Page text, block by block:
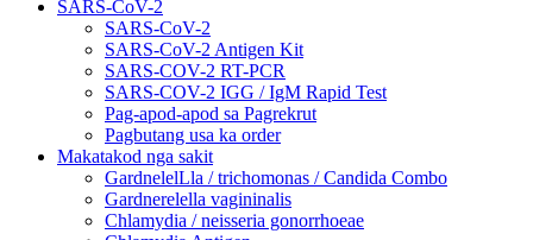
SARS-CoV-2
SARS-CoV-2
SARS-CoV-2 Antigen Kit
SARS-COV-2 RT-PCR
SARS-COV-2 IGG / IgM Rapid Test
Pag-apod-apod sa Pagrekrut
Pagbutang usa ka order
Makatakod nga sakit
GardnelelLla / trichomonas / Candida Combo
Gardnerelella vagininalis
Chlamydia / neisseria gonorrhoeae